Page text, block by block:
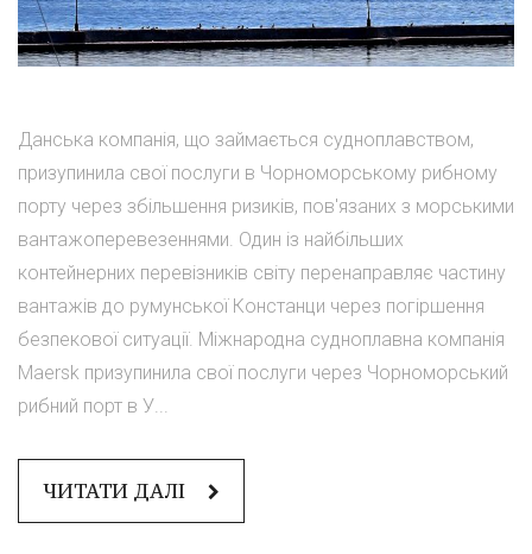
Данська компанія, що займається судноплавством,
призупинила свої послуги в Чорноморському рибному
порту через збільшення ризиків, пов'язаних з морськими
вантажоперевезеннями. Один із найбільших
контейнерних перевізників світу перенаправляє частину
вантажів до румунської Констанци через погіршення
безпекової ситуації. Міжнародна судноплавна компанія
Maersk призупинила свої послуги через Чорноморський
рибний порт в У...
ЧИТАТИ ДАЛІ